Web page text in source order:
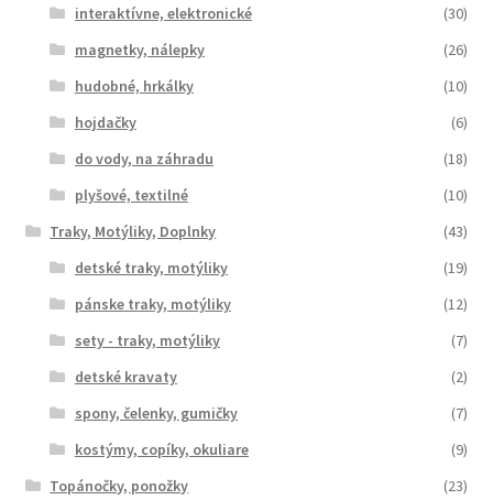
interaktívne, elektronické
(30)
magnetky, nálepky
(26)
hudobné, hrkálky
(10)
hojdačky
(6)
do vody, na záhradu
(18)
plyšové, textilné
(10)
Traky, Motýliky, Doplnky
(43)
detské traky, motýliky
(19)
pánske traky, motýliky
(12)
sety - traky, motýliky
(7)
detské kravaty
(2)
spony, čelenky, gumičky
(7)
kostýmy, copíky, okuliare
(9)
Topánočky, ponožky
(23)